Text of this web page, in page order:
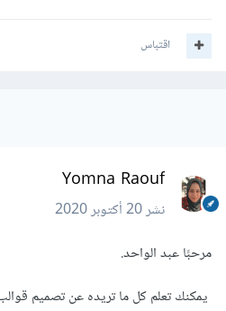
اقتباس
Yomna Raouf
نشر20 أكتوبر 2020
مرحبًا عبد الواحد.
يمكنك تعلم كل ما تريده عن تصميم